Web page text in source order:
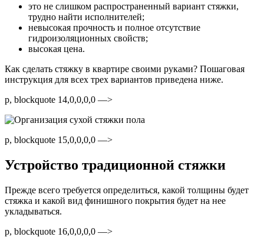
это не слишком распространенный вариант стяжки,
трудно найти исполнителей;
невысокая прочность и полное отсутствие
гидроизоляционных свойств;
высокая цена.
Как сделать стяжку в квартире своими руками? Пошаговая
инструкция для всех трех вариантов приведена ниже.
p, blockquote 14,0,0,0,0 —>
p, blockquote 15,0,0,0,0 —>
Устройство традиционной стяжки
Прежде всего требуется определиться, какой толщины будет
стяжка и какой вид финишного покрытия будет на нее
укладываться.
p, blockquote 16,0,0,0,0 —>